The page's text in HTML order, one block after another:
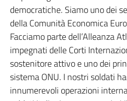
democratiche. Siamo uno dei
della Comunità Economica
Facciamo parte dell’Alleanza
impegnati delle Corti
sostenitore attivo e uno dei
sistema ONU. I nostri soldati
innumerevoli operazioni